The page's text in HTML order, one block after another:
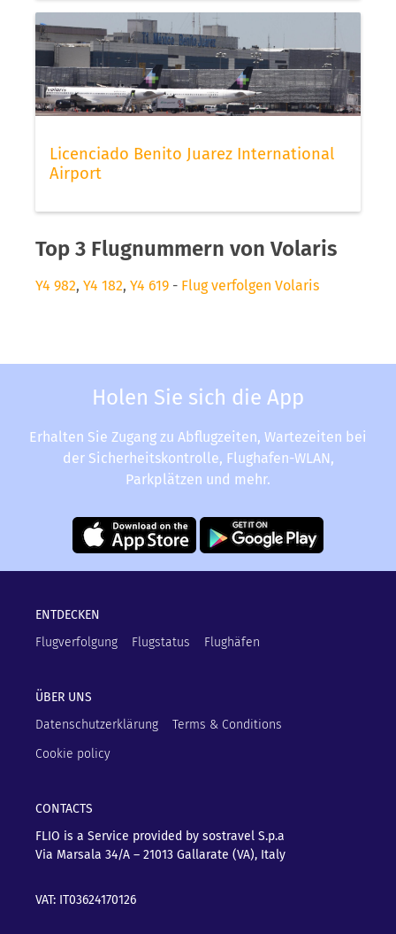
Licenciado Benito Juarez International
Airport
Top 3 Flugnummern von Volaris
Y4 982, Y4 182, Y4 619 - Flug verfolgen Volaris
Holen Sie sich die App
Erhalten Sie Zugang zu Abflugzeiten, Wartezeiten bei
der Sicherheitskontrolle, Flughafen-WLAN,
Parkplätzen und mehr.
ENTDECKEN
Flugverfolgung
Flugstatus Flughäfen
ÜBER UNS
Datenschutzerklärung
Terms & Conditions
Cookie policy
CONTACTS
FLIO is a Service provided by sostravel S.p.a
Via Marsala 34/A – 21013 Gallarate (VA), Italy
VAT: IT03624170126